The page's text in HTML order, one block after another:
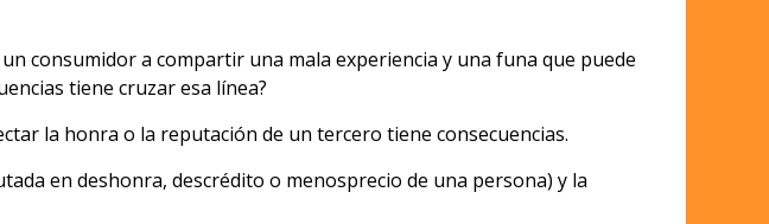
consumidor a compartir una mala experiencia y una funa que puede
tiene cruzar esa línea?
la honra o la reputación de un tercero tiene consecuencias.
en deshonra, descrédito o menosprecio de una persona) y la